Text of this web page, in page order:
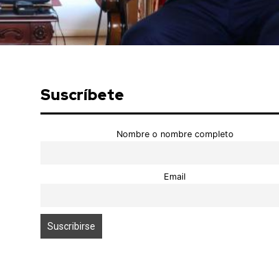
Suscríbete
Nombre o nombre completo
Email